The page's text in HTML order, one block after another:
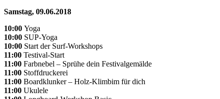
Samstag, 09.06.2018
10:00 Yoga
10:00 SUP-Yoga
10:00 Start der Surf-Workshops
11:00 Testival-Start
11:00 Farbnebel – Sprühe dein Festivalgemälde
11:00 Stoffdruckerei
11:00 Boardklunker – Holz-Klimbim für dich
11:00 Ukulele